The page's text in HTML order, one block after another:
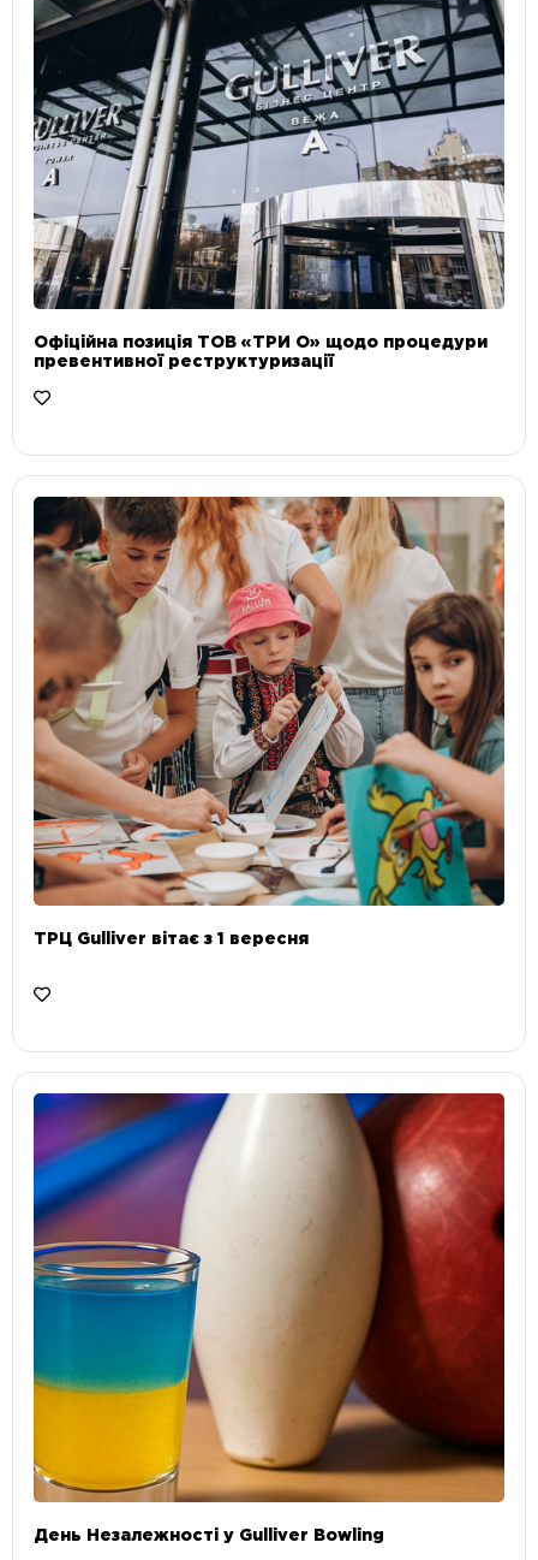
Офіційна позиція ТОВ «ТРИ О» щодо процедури
превентивної реструктуризації
ТРЦ Gulliver вітає з 1 вересня
День Незалежності у Gulliver Bowling